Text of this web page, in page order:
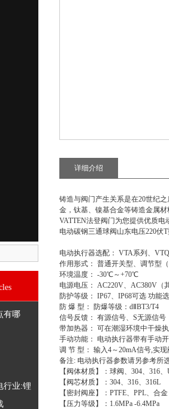
有哪
行业:锂
详细介绍
铸造与阀门产生关系是在20世纪
金，钛基、镍基合金等铸造金属
VATTEN法登阀门为您提供优质电
电动碳钢三通球阀山东电压220伏
电动执行器选配： VTA系列、
作用形式： 普通开关型、调节型（
环境温度： -30℃～+70℃
电源电压： AC220V、AC380V（
防护等级： IP67、IP68可选 功能
防 爆 型： 防爆等级：dⅡBT3/T4
信号反馈： 有源信号、S无源信号
带加热器： 可在潮湿环境中干燥
手动功能： 电动执行器带有手动
调 节 型： 输入4～20mA信号,实
备注: 电动执行器参数请另参考所
【阀体材质】：球阀、304、316
【阀芯材质】：304、316、316L
【密封阀座】：PTFE、PPL、合金
【压力等级】：1.6MPa -6.4MPa